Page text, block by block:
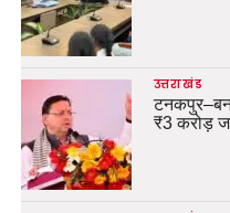
उत्तराखंड
₹3 करोड़